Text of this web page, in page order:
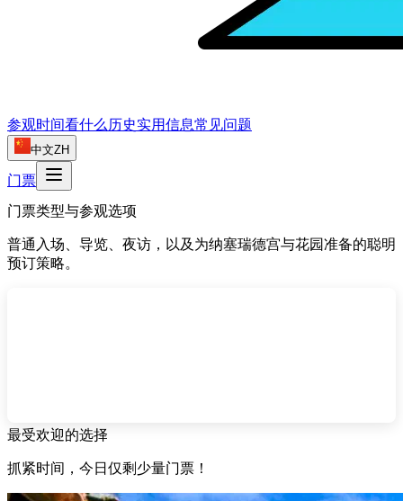
参观时间看什么 历史实用信息常见问题
中文ZH
门票
门票类型与参观选项
普通入场、导览、夜访，以及为纳塞瑞德宫与花园准备的聪明
预订策略。
最受欢迎的选择
抓紧时间，今日仅剩少量门票！